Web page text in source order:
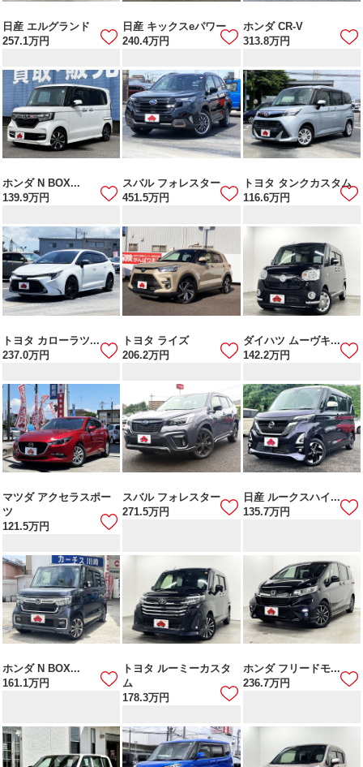
日産 エルグランド
257.1万円
日産 キックスeパワー
240.4万円
ホンダ CR-V
313.8万円
ホンダ N BOX...
139.9万円
スバル フォレスター
451.5万円
トヨタ タンクカスタム
116.6万円
トヨタ カローラツ...
237.0万円
トヨタ ライズ
206.2万円
ダイハツ ムーヴキ...
142.2万円
マツダ アクセラスポー
ツ
121.5万円
スバル フォレスター
271.5万円
日産 ルークスハイ...
135.7万円
ホンダ N BOX...
161.1万円
トヨタ ルーミーカスタ
ム
178.3万円
ホンダ フリードモ...
236.7万円